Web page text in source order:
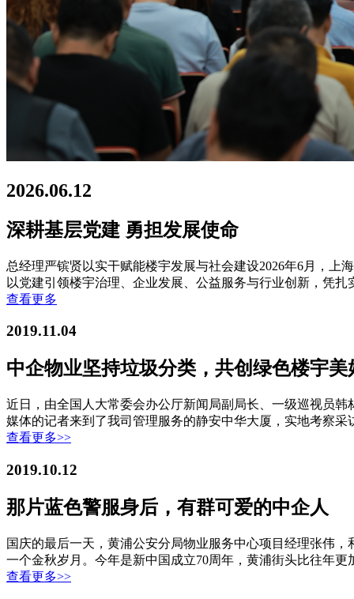
2026.06.12
深耕基层党建 勇担发展使命
总经理严镔贤以实干赋能楼宇发展与社会建设2026年6月，上
以党建引领楼宇治理、企业发展、公益服务与行业创新，凭
查看更多
2019.11.04
中企物业坚持垃圾分类，共创绿色楼宇美
近日，由全国人大常委会办公厅新闻局副局长、一级巡视员
媒体的记者来到了我司管理服务的静安中华大厦，实地考察
查看更多>>
2019.10.12
那片蓝色警服身后，有群可爱的中企人
国庆的最后一天，黄浦公安分局物业服务中心项目经理张伟
一个金秋岁月。今年是新中国成立70周年，黄浦街头比往年
查看更多>>